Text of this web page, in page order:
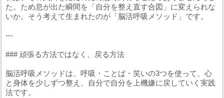
た。ため息が出た瞬間を「自分を整え直す合図」に変えられな
いか。そう考えて生まれたのが「脳活呼吸メソッド」です。
---
### 頑張る方法ではなく、戻る方法
脳活呼吸メソッドは、呼吸・ことば・笑いの3つを使って、心
と身体を少しずつ整え、自分で自分を上機嫌に戻していく実践
法です。